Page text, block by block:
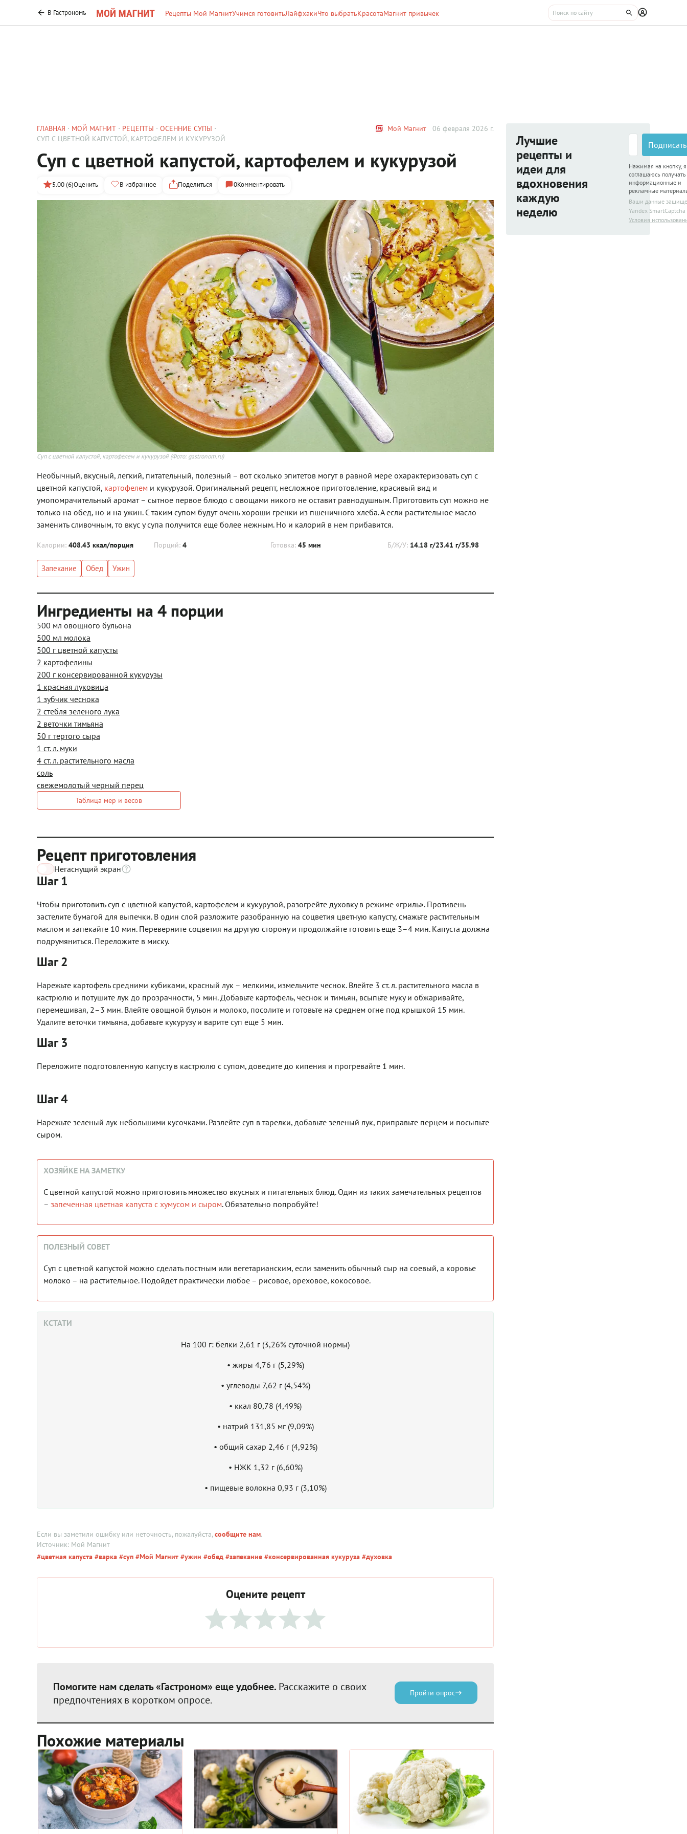
В Гастрономъ Рецепты Мой МагнитУчимся готовитьЛайфхакиЧто выбратьКрасотаМагнит привычек
ГЛАВНАЯ МОЙ МАГНИТ РЕЦЕПТЫ
ОСЕННИЕ СУПЫ
СУП С ЦВЕТНОЙ КАПУСТОЙ, КАРТОФЕЛЕМ И КУКУРУЗОЙ
Мой Магнит 06 февраля 2026 г.
Суп с цветной капустой, картофелем и кукурузой
5.00 (6)Оценить В избранное Поделиться 0Комментировать
Суп с цветной капустой, картофелем и кукурузой (Фото: gastronom.ru)
Необычный, вкусный, легкий, питательный, полезный – вот сколько эпитетов могут в равной мере охарактеризовать суп с
цветной капустой, картофелем и кукурузой. Оригинальный рецепт, несложное приготовление, красивый вид и
умопомрачительный аромат – сытное первое блюдо с овощами никого не оставит равнодушным. Приготовить суп можно не
только на обед, но и на ужин. С таким супом будут очень хороши гренки из пшеничного хлеба. А если растительное масло
заменить сливочным, то вкус у супа получится еще более нежным. Но и калорий в нем прибавится.
Калории: 408.43 ккал/порция Порций: 4 Готовка: 45 мин Б/Ж/У: 14.18 г/23.41 г/35.98
Запекание Обед Ужин
Ингредиенты на 4 порции
500 мл овощного бульона
500 мл молока
500 г цветной капусты
2 картофелины
200 г консервированной кукурузы
1 красная луковица
1 зубчик чеснока
2 стебля зеленого лука
2 веточки тимьяна
50 г тертого сыра
1 ст. л. муки
4 ст. л. растительного масла
соль
свежемолотый черный перец
Таблица мер и весов
Рецепт приготовления
Негаснущий экран
Шаг 1
Чтобы приготовить суп с цветной капустой, картофелем и кукурузой, разогрейте духовку в режиме «гриль». Противень
застелите бумагой для выпечки. В один слой разложите разобранную на соцветия цветную капусту, смажьте растительным
маслом и запекайте 10 мин. Переверните соцветия на другую сторону и продолжайте готовить еще 3–4 мин. Капуста должна
подрумяниться. Переложите в миску.
Шаг 2
Нарежьте картофель средними кубиками, красный лук – мелкими, измельчите чеснок. Влейте 3 ст. л. растительного масла в
кастрюлю и потушите лук до прозрачности, 5 мин. Добавьте картофель, чеснок и тимьян, всыпьте муку и обжаривайте,
перемешивая, 2–3 мин. Влейте овощной бульон и молоко, посолите и готовьте на среднем огне под крышкой 15 мин.
Удалите веточки тимьяна, добавьте кукурузу и варите суп еще 5 мин.
Шаг 3
Переложите подготовленную капусту в кастрюлю с супом, доведите до кипения и прогревайте 1 мин.
Шаг 4
Нарежьте зеленый лук небольшими кусочками. Разлейте суп в тарелки, добавьте зеленый лук, приправьте перцем и посыпьте
сыром.
ХОЗЯЙКЕ НА ЗАМЕТКУ
С цветной капустой можно приготовить множество вкусных и питательных блюд. Один из таких замечательных рецептов
– запеченная цветная капуста с хумусом и сыром. Обязательно попробуйте!
ПОЛЕЗНЫЙ СОВЕТ
Суп с цветной капустой можно сделать постным или вегетарианским, если заменить обычный сыр на соевый, а коровье
молоко – на растительное. Подойдет практически любое – рисовое, ореховое, кокосовое.
КСТАТИ
На 100 г: белки 2,61 г (3,26% суточной нормы)
• жиры 4,76 г (5,29%)
• углеводы 7,62 г (4,54%)
• ккал 80,78 (4,49%)
• натрий 131,85 мг (9,09%)
• общий сахар 2,46 г (4,92%)
• НЖК 1,32 г (6,60%)
• пищевые волокна 0,93 г (3,10%)
Если вы заметили ошибку или неточность, пожалуйста,сообщите нам.
Источник: Мой Магнит
#цветная капуста #варка #суп #Мой Магнит #ужин #обед #запекание #консервированная кукуруза #духовка
Оцените рецепт
Помогите нам сделать «Гастроном» еще удобнее. Расскажите о своих
предпочтениях в коротком опросе.
Пройти опрос
Похожие материалы
Лучшие
рецепты и
идеи для
вдохновения
каждую
неделю
Нажимая на кнопку, я
соглашаюсь получать
информационные и
рекламные
Ваши данные
Yandex SmartCaptcha
Условия